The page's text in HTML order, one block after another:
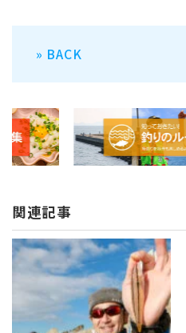
» BACK
関連記事